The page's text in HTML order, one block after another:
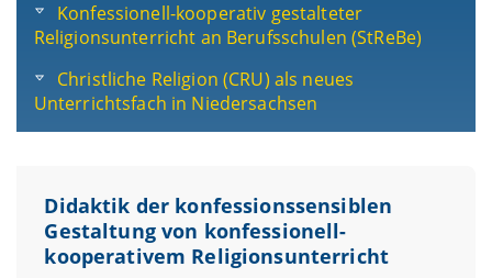
Konfessionell-kooperativ gestalteter
Religionsunterricht an Berufsschulen (StReBe)
Christliche Religion (CRU) als neues
Unterrichtsfach in Niedersachsen
Didaktik der konfessionssensiblen
Gestaltung von konfessionell-
kooperativem Religionsunterricht